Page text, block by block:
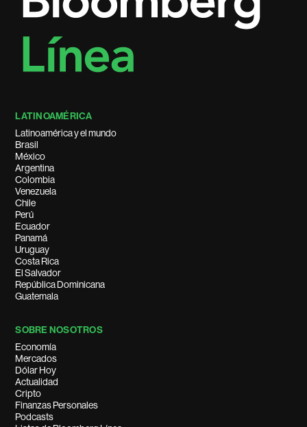
LATINOAMÉRICA
Latinoamérica y el mundo
Brasil
México
Argentina
Colombia
Venezuela
Chile
Perú
Ecuador
Panamá
Uruguay
Costa Rica
El Salvador
República Dominicana
Guatemala
SOBRE NOSOTROS
Economía
Mercados
Dólar Hoy
Actualidad
Cripto
Finanzas Personales
Podcasts